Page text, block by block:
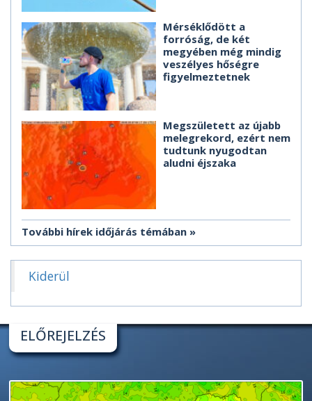
Mérséklődött a
forróság, de két
megyében még mindig
veszélyes hőségre
figyelmeztetnek
Megszületett az újabb
melegrekord, ezért nem
tudtunk nyugodtan
aludni éjszaka
További hírek időjárás témában
Kiderül
ELŐREJELZÉS